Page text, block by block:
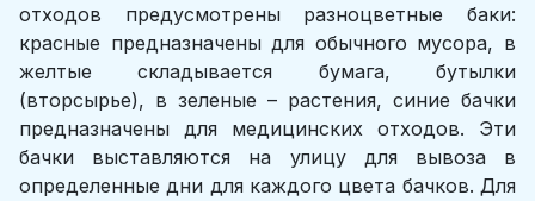
отходов предусмотрены разноцветные баки:
красные предназначены для обычного мусора, в
желтые складывается бумага, бутылки
(вторсырье), в зеленые – растения, синие бачки
предназначены для медицинских отходов. Эти
бачки выставляются на улицу для вывоза в
определенные дни для каждого цвета бачков. Для